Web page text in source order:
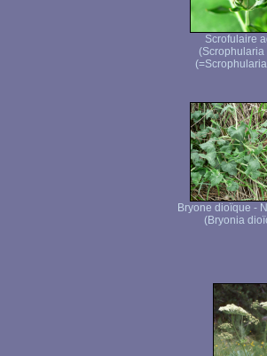
Scrofulaire
(Scrophularia
Bryone dioïque -
(Bryonia